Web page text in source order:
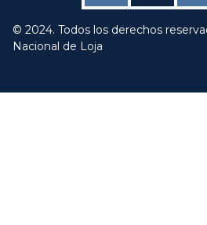
© 2024. Todos los derechos
Nacional de Loja